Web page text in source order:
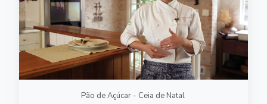
Pão de Açúcar - Ceia de Natal